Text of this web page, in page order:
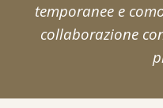
temporanee e
collaborazione